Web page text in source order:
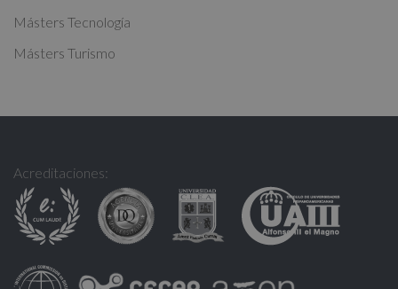
Másters Tecnología
Másters Turismo
Acreditaciones: